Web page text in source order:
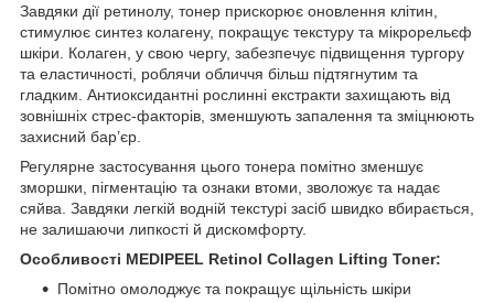
Завдяки дії ретинолу, тонер прискорює оновлення клітин,
стимулює синтез колагену, покращує текстуру та мікрорельєф
шкіри. Колаген, у свою чергу, забезпечує підвищення тургору
та еластичності, роблячи обличчя більш підтягнутим та
гладким. Антиоксидантні рослинні екстракти захищають від
зовнішніх стрес-факторів, зменшують запалення та зміцнюють
захисний бар’єр.
Регулярне застосування цього тонера помітно зменшує
зморшки, пігментацію та ознаки втоми, зволожує та надає
сяйва. Завдяки легкій водній текстурі засіб швидко вбирається,
не залишаючи липкості й дискомфорту.
Особливості MEDIPEEL Retinol Collagen Lifting Toner:
Помітно омолоджує та покращує щільність шкіри